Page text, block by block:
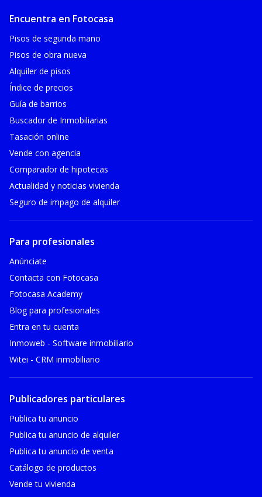
Encuentra en Fotocasa
Pisos de segunda mano
Pisos de obra nueva
Alquiler de pisos
Índice de precios
Guía de barrios
Buscador de Inmobiliarias
Tasación online
Vende con agencia
Comparador de hipotecas
Actualidad y noticias vivienda
Seguro de impago de alquiler
Para profesionales
Anúnciate
Contacta con Fotocasa
Fotocasa Academy
Blog para profesionales
Entra en tu cuenta
Inmoweb - Software inmobiliario
Witei - CRM inmobiliario
Publicadores particulares
Publica tu anuncio
Publica tu anuncio de alquiler
Publica tu anuncio de venta
Catálogo de productos
Vende tu vivienda